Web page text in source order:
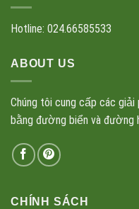
Hotline: 024.66585533
ABOUT US
Chúng tôi cung cấp các giải
bằng đường biển và đường
CHÍNH SÁCH